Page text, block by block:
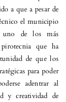
a que a pesar de
el municipio
uno de los más
que ha
de que los
para poder
adentrar al
y creatividad de